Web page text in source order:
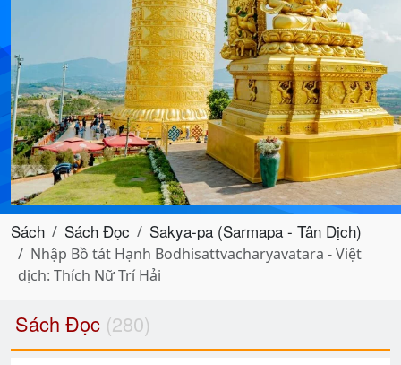
Sách Sách Đọc Sakya-pa (Sarmapa - Tân Dịch)
Nhập Bồ tát Hạnh Bodhisattvacharyavatara - Việt
dịch: Thích Nữ Trí Hải
Sách Đọc (280)